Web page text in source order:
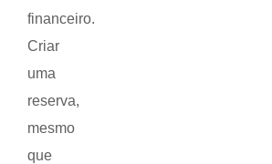
financeiro.
Criar
uma
reserva,
mesmo
que